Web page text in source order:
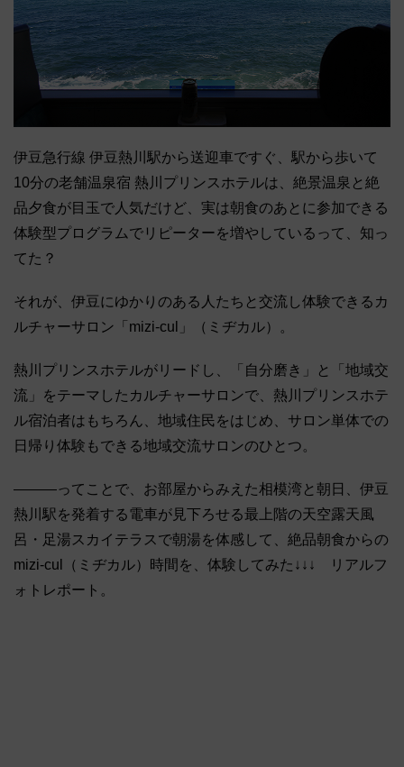
伊豆急行線 伊豆熱川駅から送迎車ですぐ、駅から歩いて
10分の老舗温泉宿 熱川プリンスホテルは、絶景温泉と絶
品夕食が目玉で人気だけど、実は朝食のあとに参加できる
体験型プログラムでリピーターを増やしているって、知っ
てた？
それが、伊豆にゆかりのある人たちと交流し体験できるカ
ルチャーサロン「mizi-cul」（ミヂカル）。
熱川プリンスホテルがリードし、「自分磨き」と「地域交
流」をテーマしたカルチャーサロンで、熱川プリンスホテ
ル宿泊者はもちろん、地域住民をはじめ、サロン単体での
日帰り体験もできる地域交流サロンのひとつ。
―――ってことで、お部屋からみえた相模湾と朝日、伊豆
熱川駅を発着する電車が見下ろせる最上階の天空露天風
呂・足湯スカイテラスで朝湯を体感して、絶品朝食からの
mizi-cul（ミヂカル）時間を、体験してみた↓↓↓ リアルフ
ォトレポート。